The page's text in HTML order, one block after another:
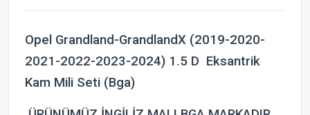
Opel Grandland-GrandlandX (2019-2020-
2021-2022-2023-2024) 1.5 D Eksantrik
Kam Mili Seti (Bga)